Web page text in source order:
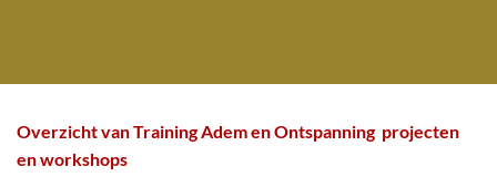
Overzicht van Training Adem en Ontspanning projecten
en workshops